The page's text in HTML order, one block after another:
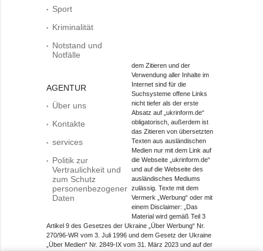
Sport
Kriminalität
Notstand und
Notfälle
AGENTUR
Über uns
Kontakte
services
Politik zur
Vertraulichkeit und
zum Schutz
personenbezogener
Daten
dem Zitieren und der
Verwendung aller Inhalte im
Internet sind für die
Suchsysteme offene Links
nicht tiefer als der erste
Absatz auf „ukrinform.de“
obligatorisch, außerdem ist
das Zitieren von übersetzten
Texten aus ausländischen
Medien nur mit dem Link auf
die Webseite „ukrinform.de“
und auf die Webseite des
ausländisches Mediums
zulässig. Texte mit dem
Vermerk „Werbung“ oder mit
einem Disclaimer: „Das
Material wird gemäß Teil 3
Artikel 9 des Gesetzes der Ukraine „Über Werbung“ Nr.
270/96-WR vom 3. Juli 1996 und dem Gesetz der Ukraine
„Über Medien“ Nr. 2849-IX vom 31. März 2023 und auf der